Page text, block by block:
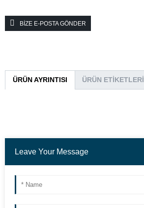
BIZE E-POSTA GÖNDER
ÜRÜN AYRINTISI ÜRÜN ETIKETLERI